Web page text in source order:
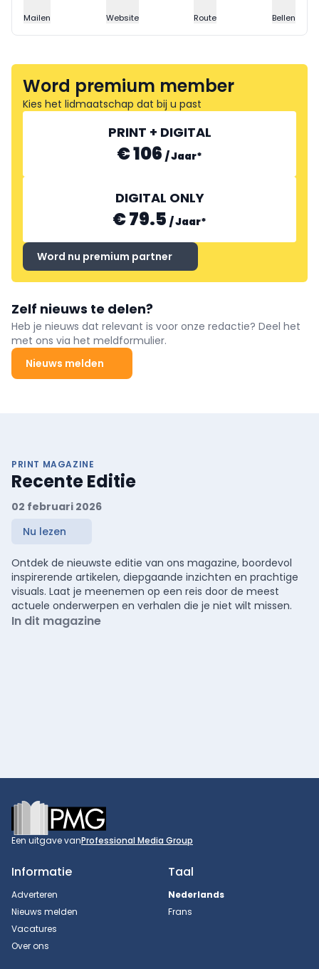
Mailen Website Route Bellen
Word premium member
Kies het lidmaatschap dat bij u past
PRINT + DIGITAL
€ 106 /Jaar*
DIGITAL ONLY
€ 79.5 /Jaar*
Word nu premium partner
Zelf nieuws te delen?
Heb je nieuws dat relevant is voor onze redactie? Deel het
met ons via het meldformulier.
Nieuws melden
PRINT MAGAZINE
Recente Editie
02 februari 2026
Nu lezen
Ontdek de nieuwste editie van ons magazine, boordevol
inspirerende artikelen, diepgaande inzichten en prachtige
visuals. Laat je meenemen op een reis door de meest
actuele onderwerpen en verhalen die je niet wilt missen.
In dit magazine
Footer
Een uitgave vanProfessional Media Group
Informatie
Adverteren
Nieuws melden
Vacatures
Over ons
Taal
Nederlands
Frans